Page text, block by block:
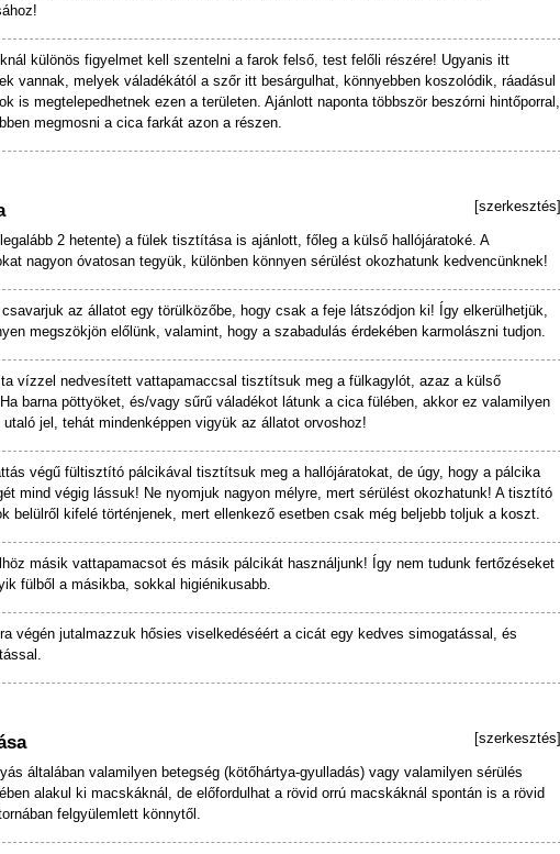
különös figyelmet kell szentelni a farok felső, test felőli részére! Ugyanis itt
vannak, melyek váladékától a szőr itt besárgulhat, könnyebben koszolódik, ráadásul
is megtelepedhetnek ezen a területen. Ajánlott naponta többször beszórni hintőporral,
megmosni a cica farkát azon a részen.
[szerkesztés]
2 hetente) a fülek tisztítása is ajánlott, főleg a külső hallójáratoké. A
nagyon óvatosan tegyük, különben könnyen sérülést okozhatunk kedvencünknek!
az állatot egy törülközőbe, hogy csak a feje látszódjon ki! Így elkerülhetjük,
megszökjön előlünk, valamint, hogy a szabadulás érdekében karmolászni tudjon.
vízzel nedvesített vattapamaccsal tisztítsuk meg a fülkagylót, azaz a külső
barna pöttyöket, és/vagy sűrű váladékot látunk a cica fülében, akkor ez valamilyen
utaló jel, tehát mindenképpen vigyük az állatot orvoshoz!
végű fültisztító pálcikával tisztítsuk meg a hallójáratokat, de úgy, hogy a pálcika
mind végig lássuk! Ne nyomjuk nagyon mélyre, mert sérülést okozhatunk! A tisztító
belülről kifelé történjenek, mert ellenkező esetben csak még beljebb toljuk a koszt.
másik vattapamacsot és másik pálcikát használjunk! Így nem tudunk fertőzéseket
fülből a másikba, sokkal higiénikusabb.
végén jutalmazzuk hősies viselkedéséért a cicát egy kedves simogatással, és
[szerkesztés]
általában valamilyen betegség (kötőhártya-gyulladás) vagy valamilyen sérülés
alakul ki macskáknál, de előfordulhat a rövid orrú macskáknál spontán is a rövid
felgyülemlett könnytől.